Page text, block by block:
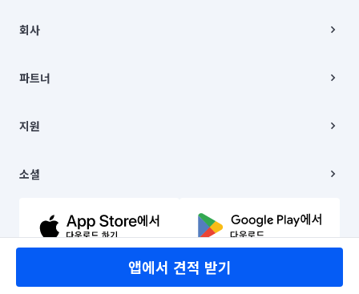
앱에서 견적 받기
00019 |
주소 | 본사: 서울특별시 종로구 율곡로 6(중학동, 트윈트리빌딩) B동 5층
컨택센터 : 서울특별시 종로구 수송동 율곡로 24, 7층, 8층 미소
상품, 상품정보, 거래에 관한 의무와 책임은 거래당사자에게 있습니다.
언론 보도 관련 문의:
© 유한회사 미소. Miso, Inc. All Rights Reserved.
회사
채용
파트너
이사
지원
이용약관
문의하기
소셜
유튜브